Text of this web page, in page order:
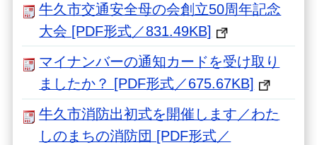
牛久市交通安全母の会創立50周年記念
大会 [PDF形式／831.49KB]
マイナンバーの通知カードを受け取り
ましたか？ [PDF形式／675.67KB]
牛久市消防出初式を開催します／わた
しのまちの消防団 [PDF形式／